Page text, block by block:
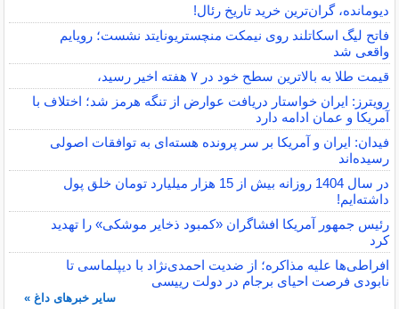
دیومانده، گران‌ترین خرید تاریخ رئال!
فاتح لیگ اسکاتلند روی نیمکت منچستریونایتد نشست؛ رویایم
واقعی شد
قیمت طلا به بالاترین سطح خود در ۷ هفته اخیر رسید،
رویترز: ایران خواستار دریافت عوارض از تنگه هرمز شد؛ اختلاف با
آمریکا و عمان ادامه دارد
فیدان: ایران و آمریکا بر سر پرونده هسته‌ای به توافقات اصولی
رسیده‌اند
در سال 1404 روزانه بیش از 15 هزار میلیارد تومان خلق پول
داشته‌ایم!
رئیس جمهور آمریکا افشاگران «کمبود ذخایر موشکی» را تهدید
کرد
افراطی‌ها علیه مذاکره؛ از ضدیت احمدی‌نژاد با دیپلماسی تا
نابودی فرصت احیای برجام در دولت رییسی
سایر خبرهای داغ »